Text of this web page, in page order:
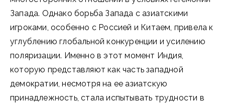
Запада. Однако борьба Запада с азиатскими
игроками, особенно с Россией и Китаем, привела к
углублению глобальной конкуренции и усилению
поляризации. Именно в этот момент Индия,
которую представляют как часть западной
демократии, несмотря на ее азиатскую
принадлежность, стала испытывать трудности в